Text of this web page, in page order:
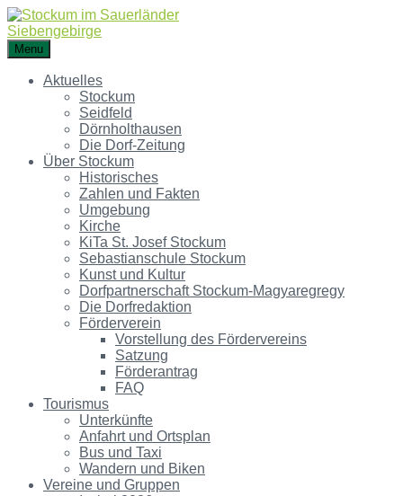
Menu
Aktuelles
Stockum
Seidfeld
Dörnholthausen
Die Dorf-Zeitung
Über Stockum
Historisches
Zahlen und Fakten
Umgebung
Kirche
KiTa St. Josef Stockum
Sebastianschule Stockum
Kunst und Kultur
Dorfpartnerschaft Stockum-Magyaregregy
Die Dorfredaktion
Förderverein
Vorstellung des Fördervereins
Satzung
Förderantrag
FAQ
Tourismus
Unterkünfte
Anfahrt und Ortsplan
Bus und Taxi
Wandern und Biken
Vereine und Gruppen